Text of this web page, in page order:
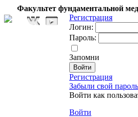
Факультет фундаментальной
Регистрация
Логин:
Пароль:
Запомни
Регистрация
Забыли свой
Войти как
Войти